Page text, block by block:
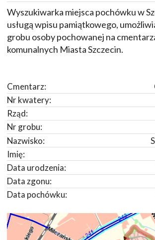
Wyszukiwarka miejsca pochówku w
usługą wpisu pamiątkowego,
grobu osoby pochowanej na
komunalnych Miasta Szczecin.
Cmentarz:
Nr kwatery:
Rząd:
Nr grobu:
Nazwisko:
Imię:
Data urodzenia:
Data zgonu:
Data pochówku: